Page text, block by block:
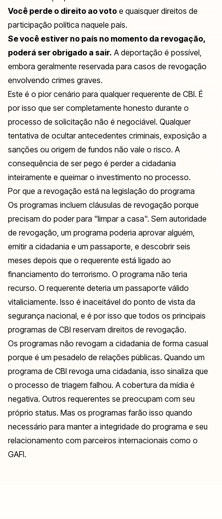
Você perde o direito ao voto e quaisquer direitos de
participação política naquele país.
Se você estiver no país no momento da revogação,
poderá ser obrigado a sair. A deportação é possível,
embora geralmente reservada para casos de revogação
envolvendo crimes graves.
Este é o pior cenário para qualquer requerente de CBI. É
por isso que ser completamente honesto durante o
processo de solicitação não é negociável. Qualquer
tentativa de ocultar antecedentes criminais, exposição a
sanções ou origem de fundos não vale o risco. A
consequência de ser pego é perder a cidadania
inteiramente e queimar o investimento no processo.
Por que a revogação está na legislação do programa
Os programas incluem cláusulas de revogação porque
precisam do poder para "limpar a casa". Sem autoridade
de revogação, um programa poderia aprovar alguém,
emitir a cidadania e um passaporte, e descobrir seis
meses depois que o requerente está ligado ao
financiamento do terrorismo. O programa não teria
recurso. O requerente deteria um passaporte válido
vitaliciamente. Isso é inaceitável do ponto de vista da
segurança nacional, e é por isso que todos os principais
programas de CBI reservam direitos de revogação.
Os programas não revogam a cidadania de forma casual
porque é um pesadelo de relações públicas. Quando um
programa de CBI revoga uma cidadania, isso sinaliza que
o processo de triagem falhou. A cobertura da mídia é
negativa. Outros requerentes se preocupam com seu
próprio status. Mas os programas farão isso quando
necessário para manter a integridade do programa e seu
relacionamento com parceiros internacionais como o
GAFI.